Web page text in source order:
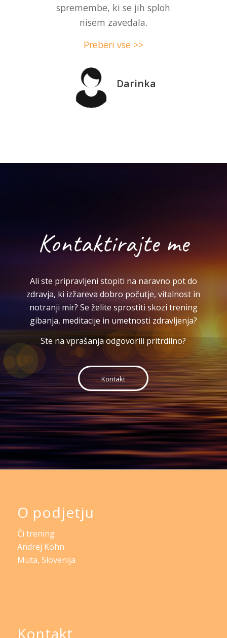
spremembe, ki se jih sploh
nisem zavedala.
Preberi vse >>
Darinka
Kontaktirajte me
Ali ste pripravljeni stopiti na naravno pot do
zdravja, ki izžareva dobro počutje, vitalnost in
notranji mir? Se želite sprostiti skozi trening
gibanja, meditacije in umetnosti zdravljenja?
Ste na vprašanja odgovorili pritrdilno?
Kontakt
O podjetju
Či trening
Andrej Kohn
Muta, Slovenija
Kontakt